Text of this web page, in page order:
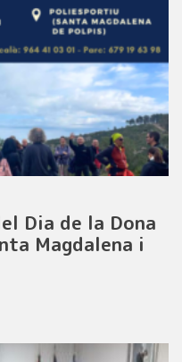
Dia de la Dona
Magdalena i